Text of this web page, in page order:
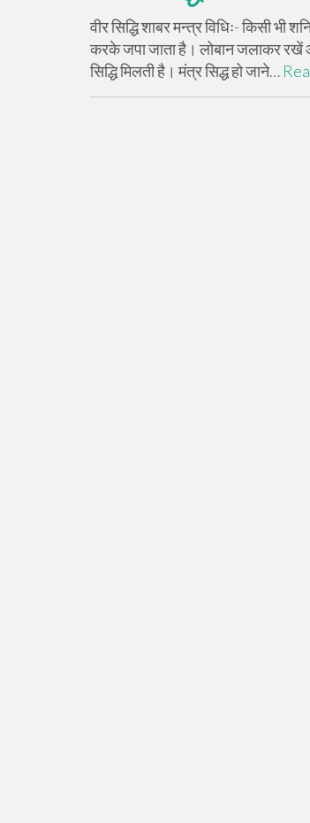
वीर सिद्धि शाबर मन्त्र विधिः- किसी
करके जपा जाता है। लोबान जलाकर रखें
सिद्धि मिलती है। मंत्र सिद्ध हो जाने…